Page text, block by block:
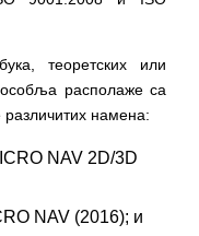
теоретских или
особља располаже са
различитих намена:
NAV 2D/3D
NAV (2016); и